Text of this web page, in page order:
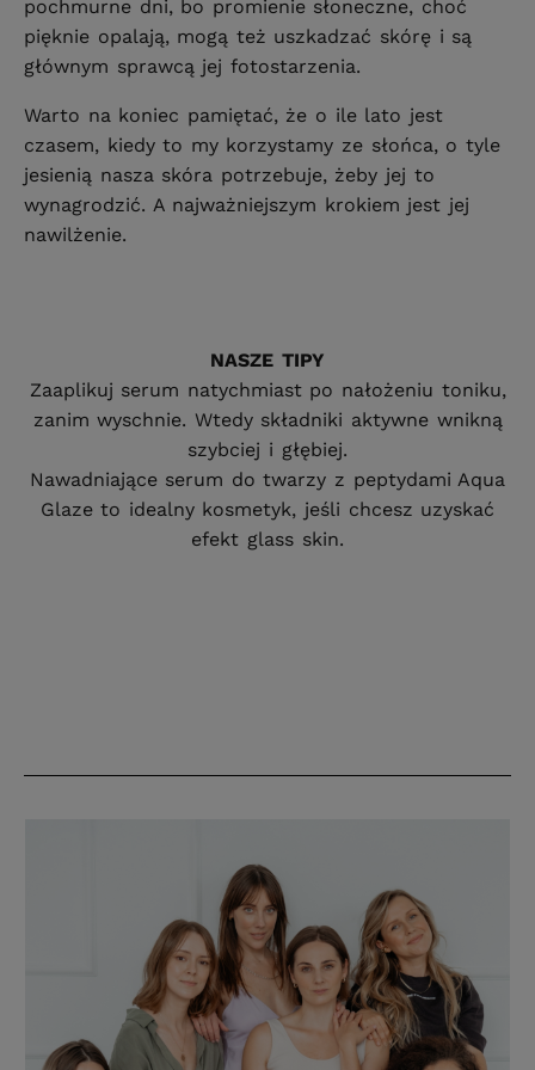
pochmurne dni, bo promienie słoneczne, choć
pięknie opalają, mogą też uszkadzać skórę i są
głównym sprawcą jej fotostarzenia.
Warto na koniec pamiętać, że o ile lato jest
czasem, kiedy to my korzystamy ze słońca, o tyle
jesienią nasza skóra potrzebuje, żeby jej to
wynagrodzić. A najważniejszym krokiem jest jej
nawilżenie.
NASZE TIPY
Zaaplikuj serum natychmiast po nałożeniu toniku,
zanim wyschnie. Wtedy składniki aktywne wnikną
szybciej i głębiej.
Nawadniające serum do twarzy z peptydami Aqua
Glaze to idealny kosmetyk, jeśli chcesz uzyskać
efekt glass skin.